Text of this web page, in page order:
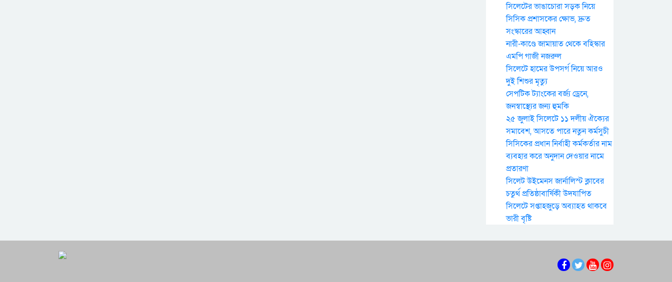
সিলেটের ভাঙাচোরা সড়ক নিয়ে
সিসিক প্রশাসকের ক্ষোভ, দ্রুত
সংস্কারের আহ্বান
নারী-কাণ্ডে জামায়াত থেকে বহিস্কার
এমপি গাজী নজরুল
সিলেটে হামের উপসর্গ নিয়ে আরও
দুই শিশুর মৃত্যু
সেপটিক ট্যাংকের বর্জ্য ড্রেনে,
জনস্বাস্থ্যের জন্য হুমকি
২৫ জুলাই সিলেটে ১১ দলীয় ঐক্যের
সমাবেশ, আসতে পারে নতুন কর্মসুচী
সিসিকের প্রধান নির্বাহী কর্মকর্তার নাম
ব্যবহার করে অনুদান দেওয়ার নামে
প্রতারণা
সিলেট উইমেনস জার্নালিস্ট ক্লাবের
চতুর্থ প্রতিষ্ঠাবার্ষিকী উদযাপিত
সিলেটে সপ্তাহজুড়ে অব্যাহত থাকবে
ভারী বৃষ্টি